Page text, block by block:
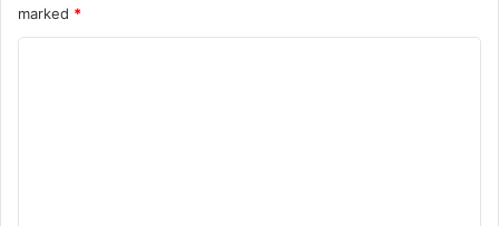
marked *